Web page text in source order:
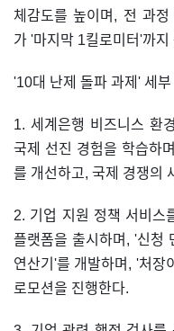
체감도를 높이며, 전 과
가 '마지막 1킬로미터'까지
'10대 난제 돌파 과제' 세
1. 세계은행 비즈니스 환
국제 선진 경험을 학습하
를 개선하고, 국제 경쟁의
2. 기업 지원 정책 서비스
플랫폼을 출시하며, '신청
연산기'를 개발하며, '처장
로모션을 진행한다.